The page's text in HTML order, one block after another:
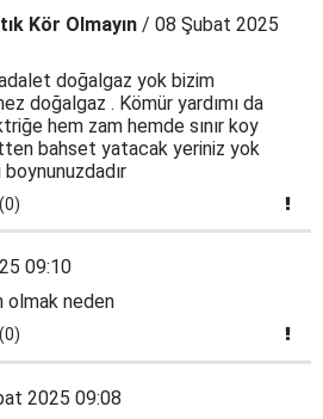
Kör Olmayın / 08 Şubat 2025
doğalgaz yok bizim
doğalgaz . Kömür yardımı da
hem zam hemde sınır koy
bahset yatacak yeriniz yok
(0)
09:10
olmak neden
(0)
2025 09:08